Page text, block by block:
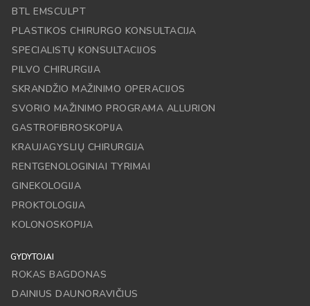
BTL EMSCULPT
PLASTIKOS CHIRURGO KONSULTACIJA
SPECIALISTŲ KONSULTACIJOS
PILVO CHIRURGIJA
SKRANDŽIO MAŽINIMO OPERACIJOS
SVORIO MAŽINIMO PROGRAMA ALLURION
GASTROFIBROSKOPIJA
KRAUJAGYSLIŲ CHIRURGIJA
RENTGENOLOGINIAI TYRIMAI
GINEKOLOGIJA
PROKTOLOGIJA
KOLONOSKOPIJA
GYDYTOJAI
ROKAS BAGDONAS
DAINIUS DAUNORAVIČIUS